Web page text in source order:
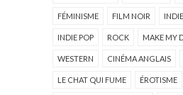
FÉMINISME FILM NOIR
INDIE POP ROCK MAKE MY
WESTERN CINÉMA ANGLAIS
LE CHAT QUI FUME ÉROTISME